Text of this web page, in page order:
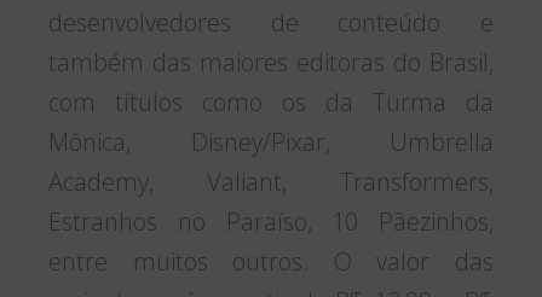
desenvolvedores de conteúdo e
também das maiores editoras do Brasil,
com títulos como os da Turma da
Mônica, Disney/Pixar, Umbrella
Academy, Valiant, Transformers,
Estranhos no Paraíso, 10 Pãezinhos,
entre muitos outros. O valor das